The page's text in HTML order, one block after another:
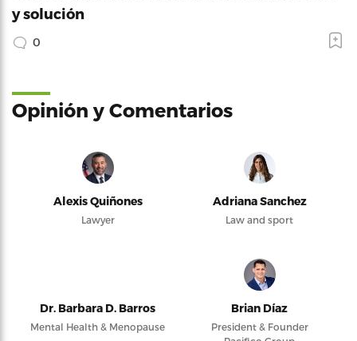
y solución
0
Opinión y Comentarios
Alexis Quiñones
Lawyer
Adriana Sanchez
Law and sport
Dr. Barbara D. Barros
Mental Health & Menopause
Brian Díaz
President & Founder